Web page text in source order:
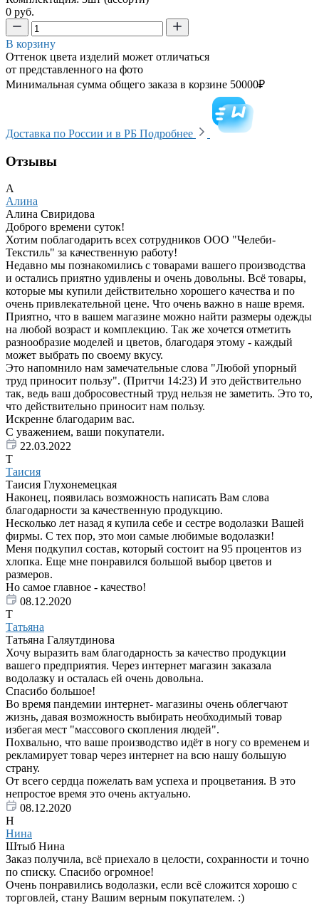
0 руб.
В корзину
Оттенок цвета изделий может отличаться
от представленного на фото
Минимальная сумма общего заказа в корзине 50000₽
Доставка по России и в РБ Подробнее
Отзывы
А
Алина
Алина Свиридова
Доброго времени суток!
Хотим поблагодарить всех сотрудников ООО "Челеби-
Текстиль" за качественную работу!
Недавно мы познакомились с товарами вашего производства
и остались приятно удивлены и очень довольны. Всё товары,
которые мы купили действительно хорошего качества и по
очень привлекательной цене. Что очень важно в наше время.
Приятно, что в вашем магазине можно найти размеры одежды
на любой возраст и комплекцию. Так же хочется отметить
разнообразие моделей и цветов, благодаря этому - каждый
может выбрать по своему вкусу.
Это напомнило нам замечательные слова "Любой упорный
труд приносит пользу". (Притчи 14:23) И это действительно
так, ведь ваш добросовестный труд нельзя не заметить. Это то,
что действительно приносит нам пользу.
Искренне благодарим вас.
С уважением, ваши покупатели.
22.03.2022
Т
Таисия
Таисия Глухонемецкая
Наконец, появилась возможность написать Вам слова
благодарности за качественную продукцию.
Несколько лет назад я купила себе и сестре водолазки Вашей
фирмы. С тех пор, это мои самые любимые водолазки!
Меня подкупил состав, который состоит на 95 процентов из
хлопка. Еще мне понравился большой выбор цветов и
размеров.
Но самое главное - качество!
08.12.2020
Т
Татьяна
Татьяна Галяутдинова
Хочу выразить вам благодарность за качество продукции
вашего предприятия. Через интернет магазин заказала
водолазку и осталась ей очень довольна.
Спасибо большое!
Во время пандемии интернет- магазины очень облегчают
жизнь, давая возможность выбирать необходимый товар
избегая мест "массового скопления людей".
Похвально, что ваше производство идёт в ногу со временем и
рекламирует товар через интернет на всю нашу большую
страну.
От всего сердца пожелать вам успеха и процветания. В это
непростое время это очень актуально.
08.12.2020
Н
Нина
Штыб Нина
Заказ получила, всё приехало в целости, сохранности и точно
по списку. Спасибо огромное!
Очень понравились водолазки, если всё сложится хорошо с
торговлей, стану Вашим верным покупателем. :)